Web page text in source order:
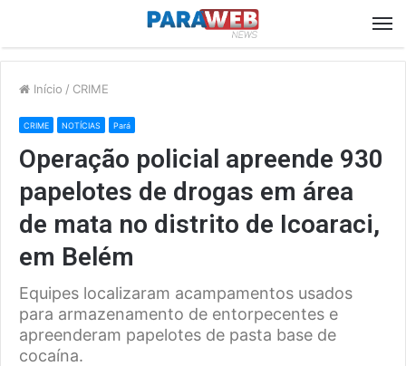
Início / CRIME
CRIME NOTÍCIAS Pará
Operação policial apreende 930
papelotes de drogas em área
de mata no distrito de Icoaraci,
em Belém
Equipes localizaram acampamentos usados
para armazenamento de entorpecentes e
apreenderam papelotes de pasta base de
cocaína.